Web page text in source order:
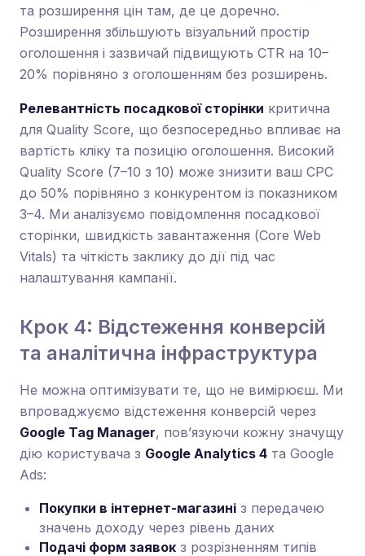
та розширення цін там, де це доречно.
Розширення збільшують візуальний простір
оголошення і зазвичай підвищують CTR на 10–
20% порівняно з оголошенням без розширень.
Релевантність посадкової сторінки критична
для Quality Score, що безпосередньо впливає на
вартість кліку та позицію оголошення. Високий
Quality Score (7–10 з 10) може знизити ваш CPC
до 50% порівняно з конкурентом із показником
3–4. Ми аналізуємо повідомлення посадкової
сторінки, швидкість завантаження (Core Web
Vitals) та чіткість заклику до дії під час
налаштування кампанії.
Крок 4: Відстеження конверсій
та аналітична інфраструктура
Не можна оптимізувати те, що не вимірюєш. Ми
впроваджуємо відстеження конверсій через
Google Tag Manager, пов’язуючи кожну значущу
дію користувача з Google Analytics 4 та Google
Ads:
Покупки в інтернет-магазині з передачею
значень доходу через рівень даних
Подачі форм заявок з розрізненням типів